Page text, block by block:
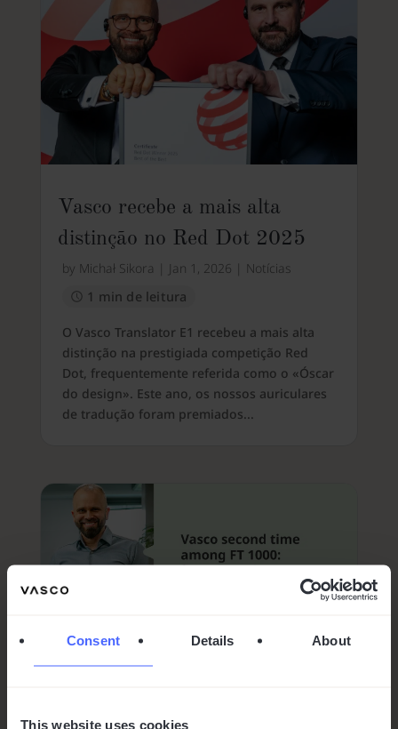
Consent Details About
This website uses cookies
Vasco recebe a mais alta
distinção no Red Dot 2025
by Michał Sikora Jan 1, 2026
Notícias
1 min de leitura
O Vasco Translator E1 recebeu a mais alta
distinção na prestigiada competição Red
Dot, frequentemente referida como o «Óscar
do design». Este ano, os nossos auriculares
de tradução foram premiados...